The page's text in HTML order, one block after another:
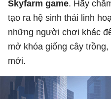
Skyfarm game. Hãy
tạo ra hệ sinh thái linh
những người chơi khác
mở khóa giống cây
mới.